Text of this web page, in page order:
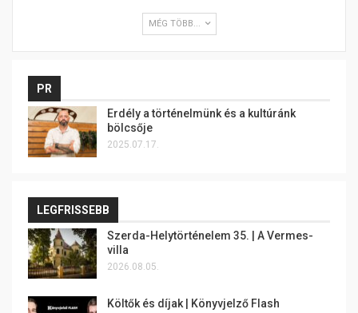
MÉG TÖBB...
PR
Erdély a történelmünk és a kultúránk
bölcsője
2025.07.17.
LEGFRISSEBB
Szerda-Helytörténelem 35. | A Vermes-
villa
2026.08.05.
Költők és díjak | Könyvjelző Flash